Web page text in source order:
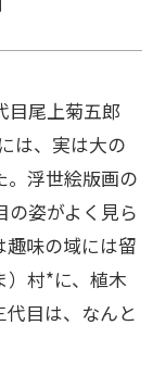
目尾上菊五郎
は、実は大の
。浮世絵版画の
姿がよく見ら
趣味の域には留
）村*に、植木
目は、なんと